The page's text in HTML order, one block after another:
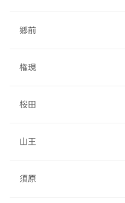
郷前
権現
桜田
山王
須原